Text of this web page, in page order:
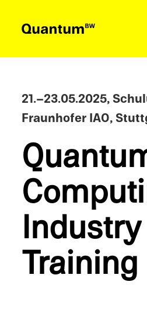
Netzwerk
Quantum BW
Kontakt
21.–23.05.2025,
Fraunhofer IAO,
Indus­try
Training